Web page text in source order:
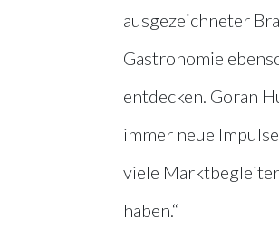
ausgezeichneter
Gastronomie
entdecken. Goran
immer neue
viele
haben.“